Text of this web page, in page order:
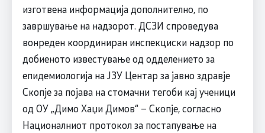
изготвена информација дополнително, по
завршување на надзорот. ДСЗИ спроведува
вонреден координиран инспекциски надзор по
добиеното известување од одделението за
епидемиологија на ЈЗУ Центар за јавно здравје
Скопје за појава на стомачни тегоби кај ученици
од ОУ „Димо Хаџи Димов“ – Скопје, согласно
Националниот протокол за постапување на